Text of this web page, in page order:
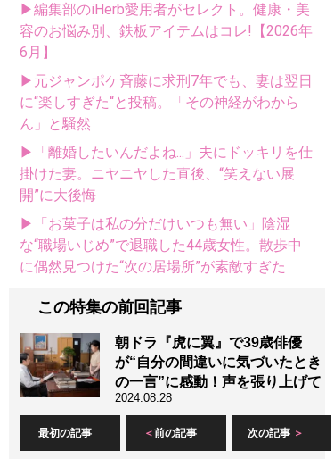
▶編集部のiHerb愛用者がセレクト。健康・美
容のお悩み別、鉄板アイテムはコレ!【2026年
6月】
▶元ジャンポケ斉藤に求刑7年でも、妻は翌日
に“楽しすぎた“と投稿。「その神経がわから
ん」と騒然
▶「離婚したいんだよね...」夫にドッキリを仕
掛けた妻。ニヤニヤした直後、“笑えない展
開”に大後悔
▶「お菓子は私の分だけいつも無い」陰湿
な“職場いじめ”で退職した44歳女性。散歩中
に偶然見つけた“次の居場所”が素敵すぎた
この特集の前回記事
朝ドラ『虎に翼』で39歳俳優
が“自分の間違いに気づいたとき
の一言”に感動！声を張り上げて
2024.08.28
最初の記事 前の記事 次の記事